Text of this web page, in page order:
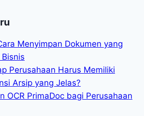
Menyimpan Dokumen yang
Perusahaan Harus Memiliki
Arsip yang Jelas?
OCR PrimaDoc bagi Perusahaan